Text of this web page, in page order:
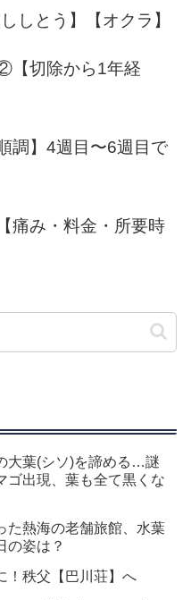
しとう】【オクラ】
【切除から1年経
調】4週目〜6週目で
痛み・料金・所要時
大葉(シソ)を諦める…謎
ゴ出現、葉も全て黒くな
た熱海の老舗旅館、水葉
の姿は？
！秩父【巴川荘】へ